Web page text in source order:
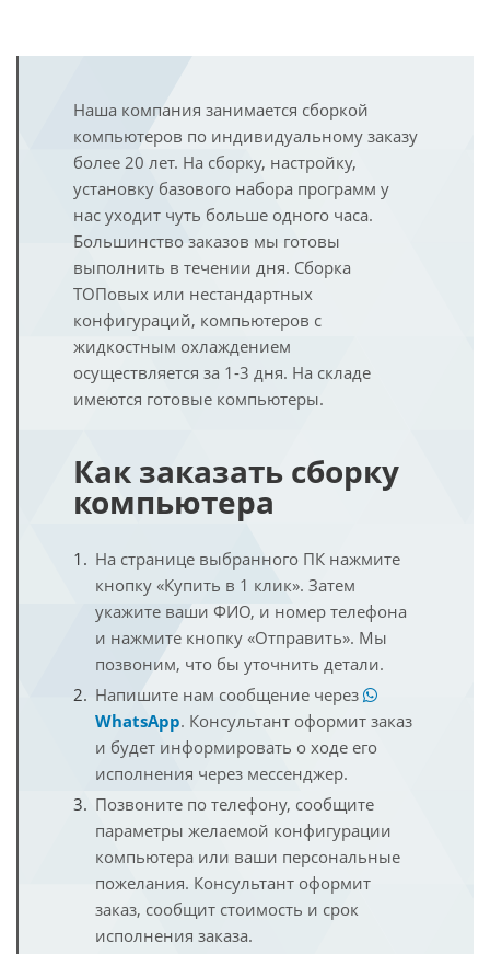
Наша компания занимается сборкой
компьютеров по индивидуальному заказу
более 20 лет. На сборку, настройку,
установку базового набора программ у
нас уходит чуть больше одного часа.
Большинство заказов мы готовы
выполнить в течении дня. Сборка
ТОПовых или нестандартных
конфигураций, компьютеров с
жидкостным охлаждением
осуществляется за 1-3 дня. На складе
имеются готовые компьютеры.
Как заказать сборку
компьютера
На странице выбранного ПК нажмите
кнопку «Купить в 1 клик». Затем
укажите ваши ФИО, и номер телефона
и нажмите кнопку «Отправить». Мы
позвоним, что бы уточнить детали.
Напишите нам сообщение через
WhatsApp. Консультант оформит заказ
и будет информировать о ходе его
исполнения через мессенджер.
Позвоните по телефону, сообщите
параметры желаемой конфигурации
компьютера или ваши персональные
пожелания. Консультант оформит
заказ, сообщит стоимость и срок
исполнения заказа.